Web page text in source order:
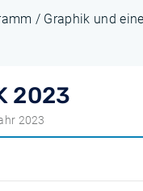
/ Graphik und
2023
2023